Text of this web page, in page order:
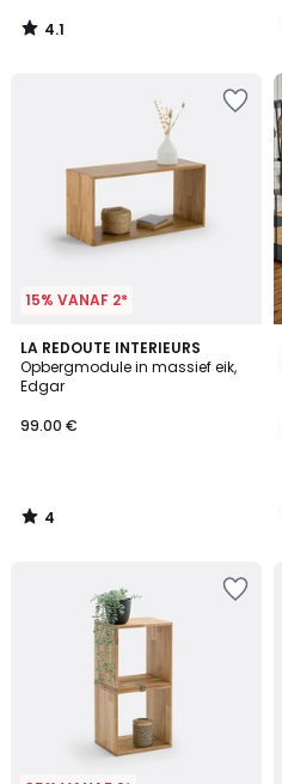
4.1
/
15% VANAF 2*
LA REDOUTE INTERIEURS
Opbergmodule in massief eik,
Edgar
99.00 €
4
/
5
4
/